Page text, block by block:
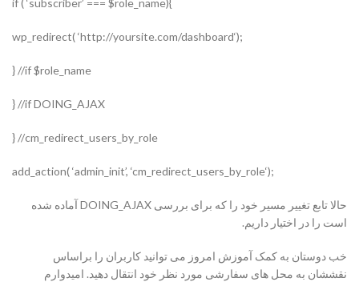
}(if ( ‘subscriber’ === $role_name
;(‘wp_redirect( ‘http://yoursite.com/dashboard
;(‘add_action( ‘admin_init’, ‘cm_redirect_users_by_role
حالا تابع تغییر مسیر خود را که برای بررسی DOING_AJAX آماده شده
است را در اختیار داریم.
خب دوستان به کمک آموزش امروز می توانید کاربران را براساس
نقششان به محل های سفارشی مورد نظر خود انتقال دهید. امیدوارم